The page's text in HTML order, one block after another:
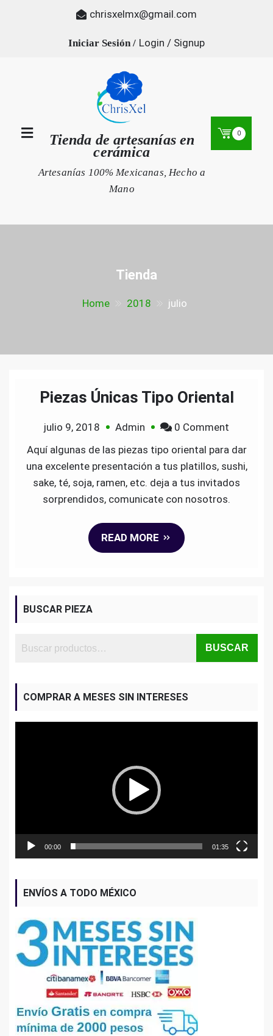
chrisxelmx@gmail.com
Login / Signup
Tienda de artesanías en
cerámica
Artesanías 100% Mexicanas, Hecho a
Mano
0
Tienda
Home 2018 julio
Piezas Únicas Tipo Oriental
julio 9, 2018 Admin 0 Comment
Piezas
Únicas
Aquí algunas de las piezas tipo oriental para dar
una excelente presentación a tus platillos, sushi,
sake, té, soja, ramen, etc. deja a tus invitados
sorprendidos, comunicate con nosotros.
READ MORE
BUSCAR PIEZA
BUSCAR
COMPRAR A MESES SIN INTERESES
00:00 01:35
ENVÍOS A TODO MÉXICO